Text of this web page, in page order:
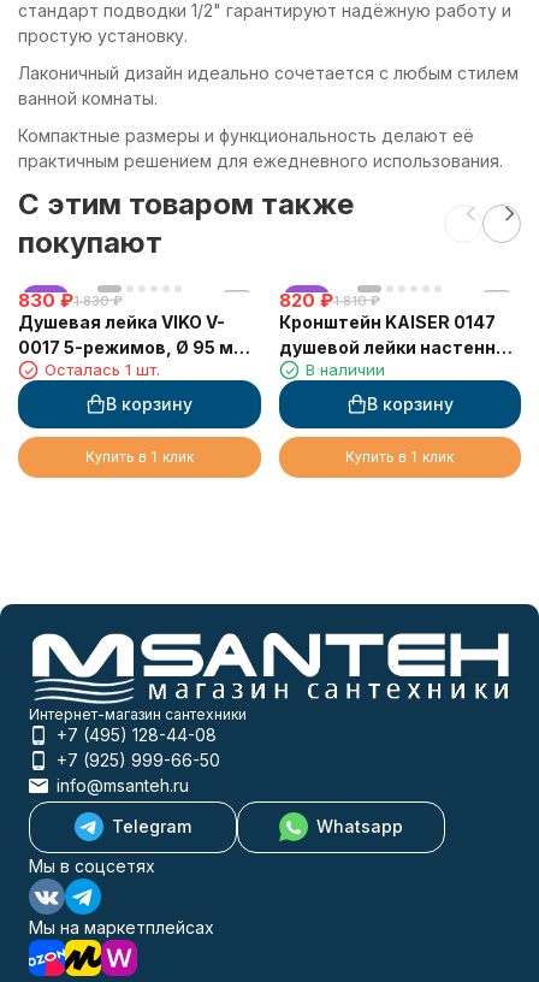
стандарт подводки 1/2" гарантируют надёжную работу и
простую установку.
Лаконичный дизайн идеально сочетается с любым стилем
ванной комнаты.
Компактные размеры и функциональность делают её
практичным решением для ежедневного использования.
C этим товаром также
покупают
хит
830 ₽1 830 ₽
Душевая лейка VIKO V-
0017 5-режимов, Ø 95 мм,
h=210мм, пластик, хром
Осталась 1 шт.
В корзину
Купить в 1 клик
хит
820 ₽1 810 ₽
Кронштейн KAISER 0147
душевой лейки настенный
металлический, Бронза
В наличии
В корзину
Купить в 1 клик
Интернет-магазин сантехники
+7 (495) 128-44-08
+7 (925) 999-66-50
info@msanteh.ru
Telegram
Whatsapp
Мы в соцсетях
Мы на маркетплейсах